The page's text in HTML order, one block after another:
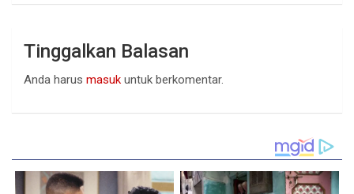
Tinggalkan Balasan
Anda harus masuk untuk berkomentar.